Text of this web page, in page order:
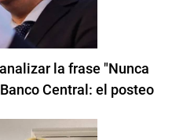
la frase "Nunca
Central: el posteo